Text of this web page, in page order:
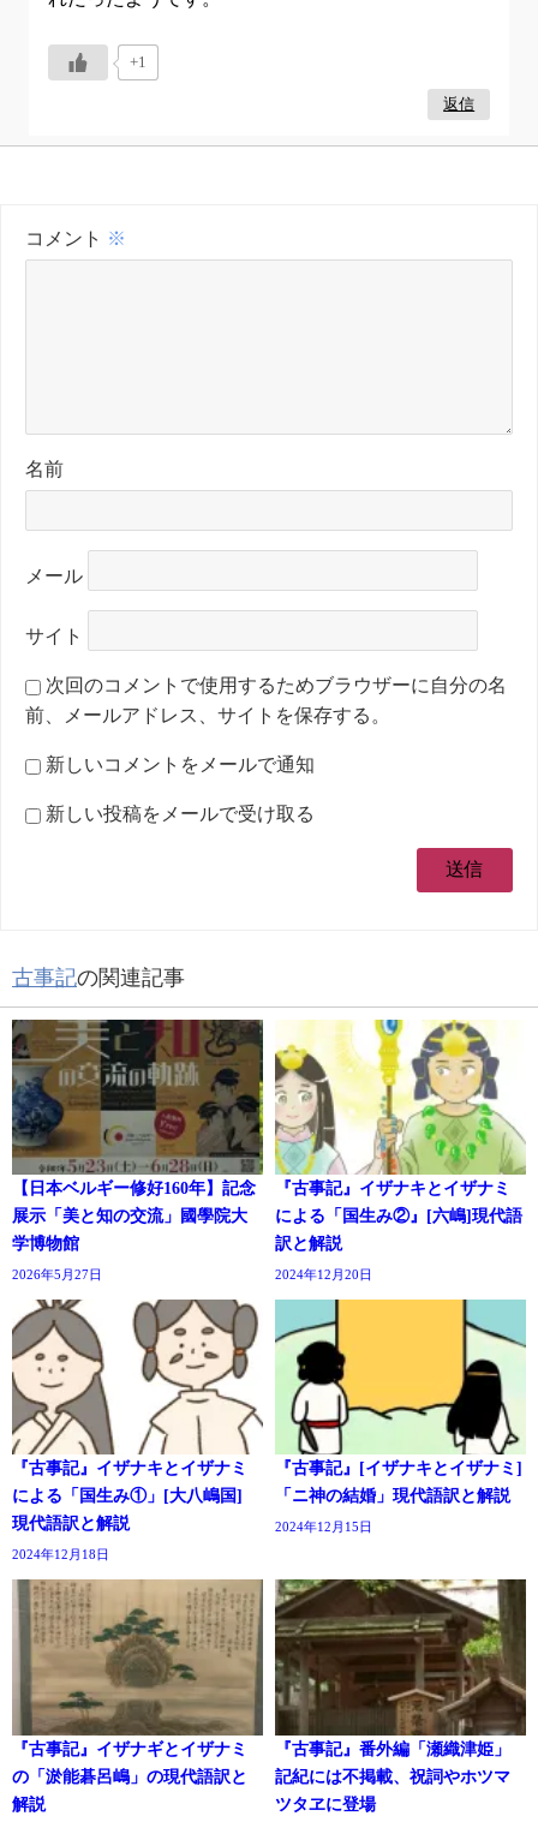
+1
返信
コメント ※
名前
メール
サイト
次回のコメントで使用するためブラウザーに自分の名
前、メールアドレス、サイトを保存する。
新しいコメントをメールで通知
新しい投稿をメールで受け取る
古事記の関連記事
【日本ベルギー修好160年】記念
展示「美と知の交流」國學院大
学博物館
2026年5月27日
『古事記』イザナキとイザナミ
による「国生み②』[六嶋]現代語
訳と解説
2024年12月20日
『古事記』イザナキとイザナミ
による「国生み①」[大八嶋国]
現代語訳と解説
2024年12月18日
『古事記』[イザナキとイザナミ]
「ニ神の結婚」現代語訳と解説
2024年12月15日
『古事記』イザナギとイザナミ
の「淤能碁呂嶋」の現代語訳と
解説
『古事記』番外編「瀬織津姫」
記紀には不掲載、祝詞やホツマ
ツタヱに登場